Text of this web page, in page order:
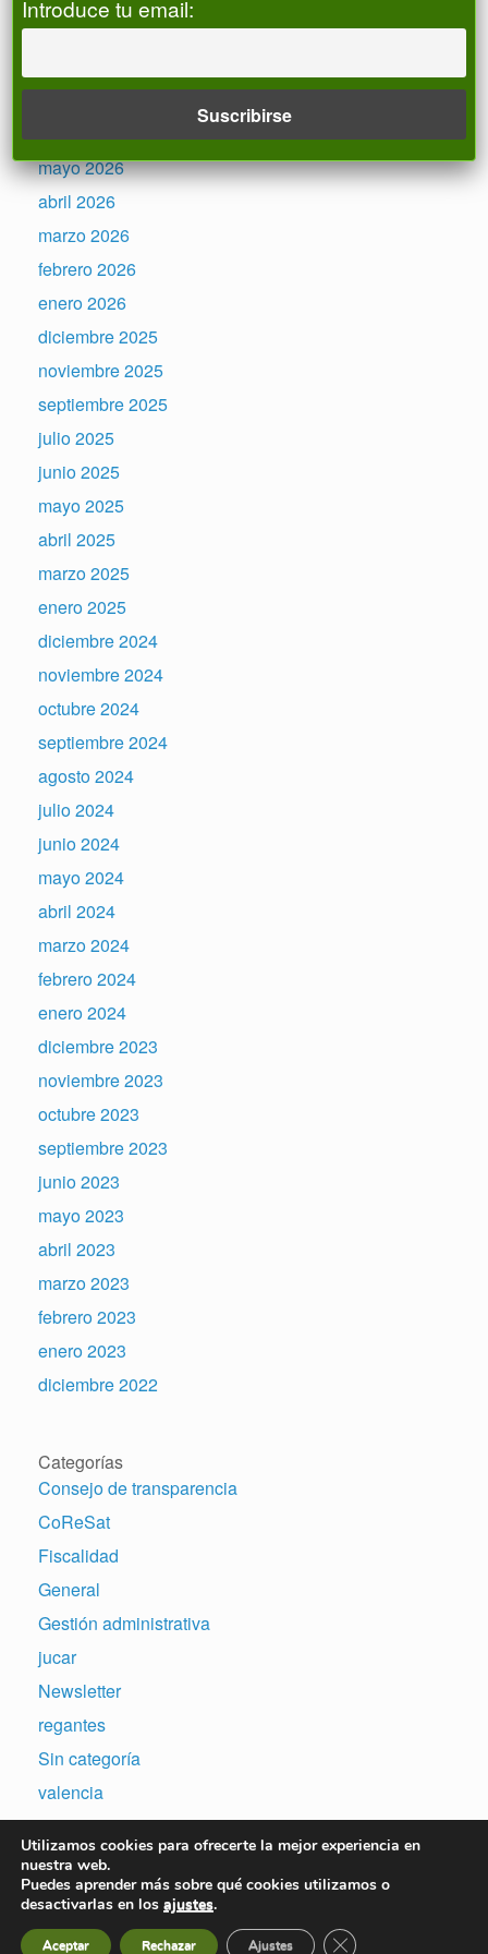
Archivos
junio 2026
mayo 2026
abril 2026
marzo 2026
febrero 2026
enero 2026
diciembre 2025
noviembre 2025
septiembre 2025
julio 2025
junio 2025
mayo 2025
abril 2025
marzo 2025
enero 2025
diciembre 2024
noviembre 2024
octubre 2024
septiembre 2024
agosto 2024
julio 2024
junio 2024
mayo 2024
abril 2024
marzo 2024
febrero 2024
enero 2024
diciembre 2023
noviembre 2023
octubre 2023
septiembre 2023
junio 2023
mayo 2023
abril 2023
marzo 2023
febrero 2023
enero 2023
diciembre 2022
Categorías
Consejo de transparencia
CoReSat
Fiscalidad
General
Gestión administrativa
jucar
Newsletter
regantes
Sin categoría
valencia
S.L. | Todos los derechos Reservados. |Aviso Legal |Política de Privacidad
Introduce tu email:
Utilizamos cookies para ofrecerte la mejor experiencia en
nuestra web.
Puedes aprender más sobre qué cookies utilizamos o
desactivarlas en los ajustes.
Aceptar Rechazar Ajustes Cerrar el banner de